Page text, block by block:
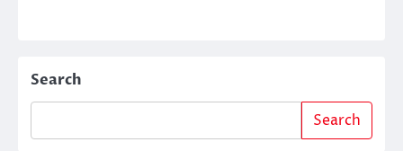
Search
Search